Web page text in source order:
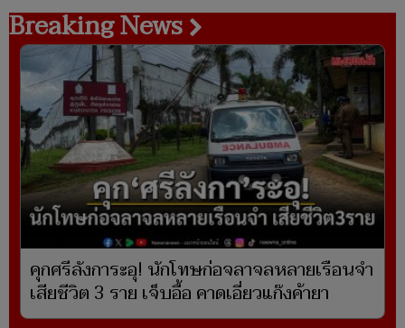
Breaking News
คุกศรีลังการะอุ! นักโทษก่อจลาจลหลายเรือนจำ
เสียชีวิต 3 ราย เจ็บอื้อ คาดเอี่ยวแก๊งค้ายา